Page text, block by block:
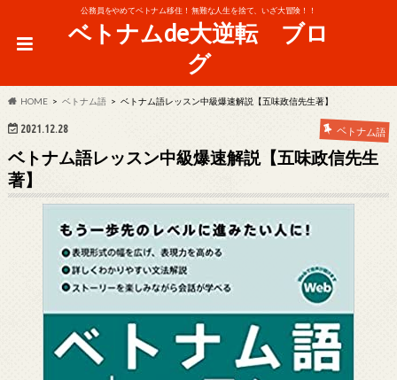
公務員をやめてベトナム移住！ 無難な人生を捨て、いざ大冒険！！
ベトナムde大逆転 ブロ
グ
HOME ベトナム語 ベトナム語レッスン中級爆速解説【五味政信先生著】
2021.12.28 ベトナム語
ベトナム語レッスン中級爆速解説【五味政信先生
著】